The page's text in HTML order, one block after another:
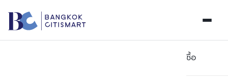
ซื้อ